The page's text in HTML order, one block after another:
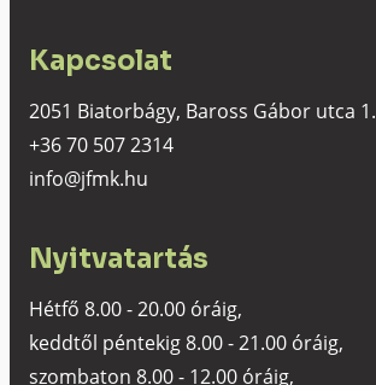
Kapcsolat
2051 Biatorbágy, Baross Gábor utca 1.
+36 70 507 2314
info@jfmk.hu
Nyitvatartás
Hétfő 8.00 - 20.00 óráig,
keddtől péntekig 8.00 - 21.00 óráig,
szombaton 8.00 - 12.00 óráig,